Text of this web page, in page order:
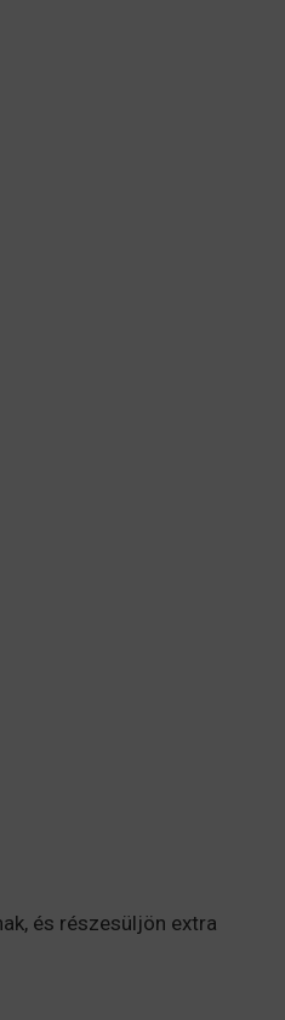
és részesüljön extra